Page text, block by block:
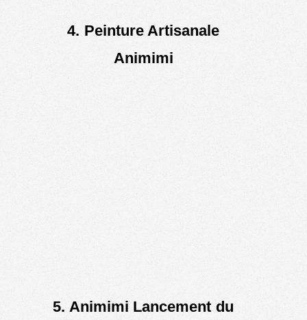
4. Peinture Artisanale
Animimi
5. Animimi Lancement du